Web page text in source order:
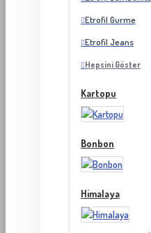
Etrofil Gurme
Etrofil Jeans
Hepsini Göster
Kartopu
Bonbon
Himalaya